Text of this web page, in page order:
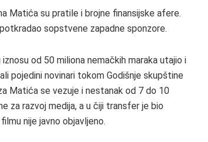
Matića su pratile i brojne finansijske afere.
sopstvene zapadne sponzore.
od 50 miliona nemačkih maraka utajio i
pojedini novinari tokom Godišnje skupštine
Matića se vezuje i nestanak od 7 do 10
za razvoj medija, a u čiji transfer je bio
nije javno objavljeno.